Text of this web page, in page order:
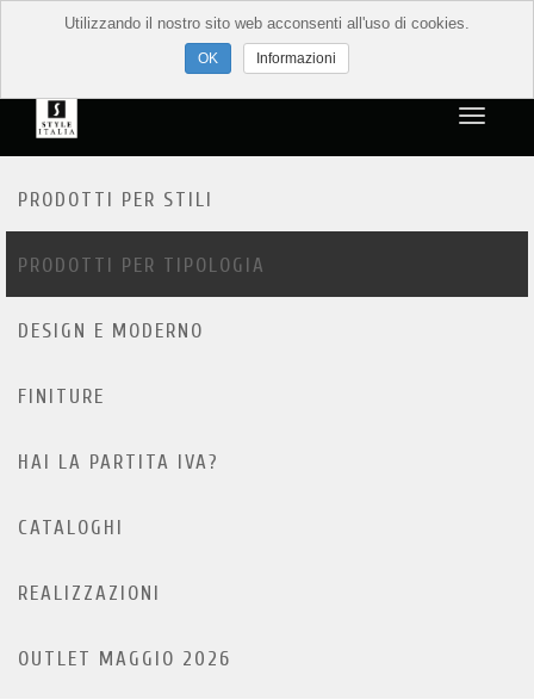
PRODOTTI PER STILI
PRODOTTI PER TIPOLOGIA
DESIGN E MODERNO
FINITURE
HAI LA PARTITA IVA?
CATALOGHI
REALIZZAZIONI
OUTLET MAGGIO 2026
Utilizzando il nostro sito web acconsenti all'uso di cookies.
Informazioni